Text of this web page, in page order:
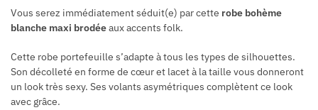
Vous serez immédiatement séduit(e) par cette robe bohème
blanche maxi brodéeaux accents folk.
Cette robe portefeuille s’adapte à tous les types de silhouettes.
Son décolleté en forme de cœur et lacet à la taille vous donneront
un look très sexy. Ses volants asymétriques complètent ce look
avec grâce.